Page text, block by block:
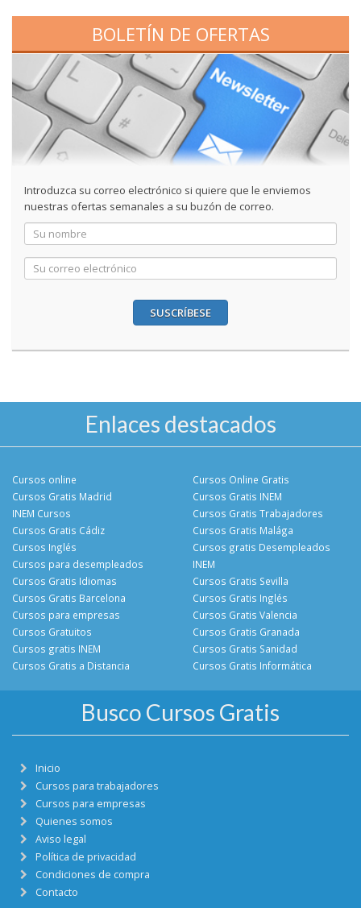
BOLETÍN DE OFERTAS
Introduzca su correo electrónico si quiere que le enviemos
nuestras ofertas semanales a su buzón de correo.
SUSCRÍBESE
Enlaces destacados
Cursos online
Cursos Gratis Madrid
INEM Cursos
Cursos Gratis Cádiz
Cursos Online Gratis
Cursos Gratis INEM
Cursos Gratis Trabajadores
Cursos Gratis Malága
Cursos Inglés
Cursos para desempleados
Cursos Gratis Idiomas
Cursos Gratis Barcelona
Cursos gratis Desempleados
INEM
Cursos Gratis Sevilla
Cursos Gratis Inglés
Cursos para empresas
Cursos Gratuitos
Cursos gratis INEM
Cursos Gratis a Distancia
Cursos Gratis Valencia
Cursos Gratis Granada
Cursos Gratis Sanidad
Cursos Gratis Informática
Busco Cursos Gratis
Inicio
Cursos para trabajadores
Cursos para empresas
Quienes somos
Aviso legal
Política de privacidad
Condiciones de compra
Contacto